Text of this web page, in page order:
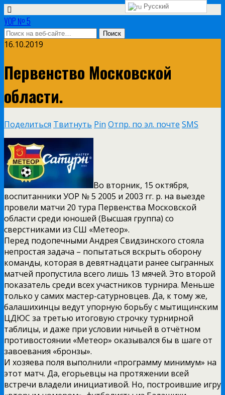
УОР № 5
16.10.2019
Первенство Московской
области.
Поделиться Твитнуть Pin Отпр. по эл. почте SMS
Во вторник, 15 октября,
воспитанники УОР № 5 2005 и 2003 гг. р. на выезде
провели матчи 20 тура Первенства Московской
области среди юношей (Высшая группа) со
сверстниками из СШ «Метеор».
Перед подопечными Андрея Свидзинского стояла
непростая задача – попытаться вскрыть оборону
команды, которая в девятнадцати ранее сыгранных
матчей пропустила всего лишь 13 мячей. Это второй
показатель среди всех участников турнира. Меньше
только у самих мастер-сатурновцев. Да, к тому же,
балашихинцы ведут упорную борьбу с мытищинским
ЦДЮС за третью итоговую строчку турнирной
таблицы, и даже при условии ничьей в отчётном
противостоянии «Метеор» оказывался бы в шаге от
завоевания «бронзы».
И хозяева поля выполнили «программу минимум» на
этот матч. Да, егорьевцы на протяжении всей
встречи владели инициативой. Но, построившие игру
Русский